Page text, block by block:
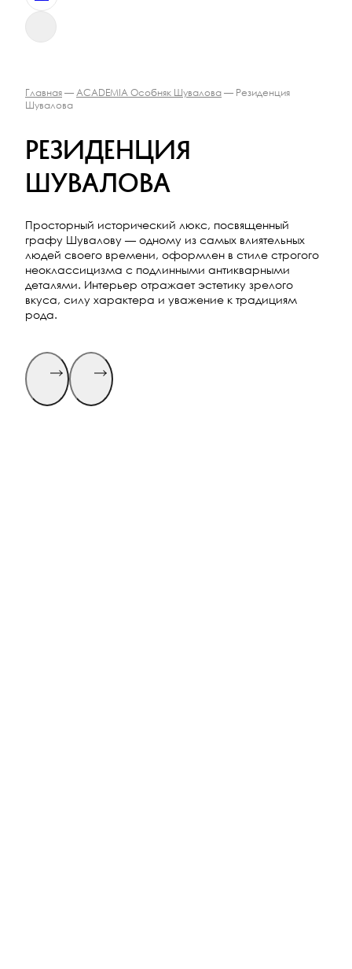
Главная—ACADEMIA Особняк Шувалова— Резиденция
Шувалова
Резиденция
Шувалова
Просторный исторический люкс, посвященный
графу Шувалову — одному из самых влиятельных
людей своего времени, оформлен в стиле строгого
неоклассицизма с подлинными антикварными
деталями. Интерьер отражает эстетику зрелого
вкуса, силу характера и уважение к традициям
рода.